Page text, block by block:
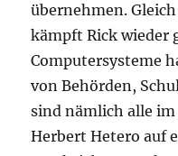
übernehmen.
kämpft Rick wieder
Computersysteme
von Behörden,
sind nämlich alle
Herbert Hetero auf